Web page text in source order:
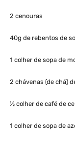
2 cenouras
40g de rebentos de
1 colher de sopa de
2 chávenas (de chá)
½ colher de café de
1 colher de sopa de